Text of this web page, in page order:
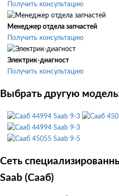
Получить консультацию
Менеджер отдела запчастей
Получить консультацию
Электрик-диагност
Получить консультацию
Выбрать другую
Saab 9-3
Saab 9-3
Saab 9-5
Сеть
Saab (Сааб)